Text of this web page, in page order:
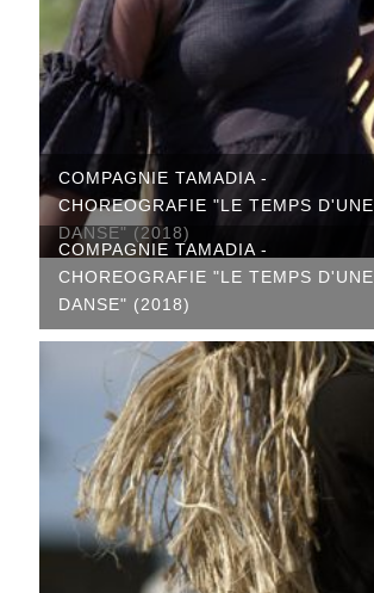
COMPAGNIE TAMADIA -
CHOREOGRAFIE "LE TEMPS D'UNE
DANSE" (2018)
COMPAGNIE TAMADIA -
CHOREOGRAFIE "LE TEMPS D'UNE
DANSE" (2018)